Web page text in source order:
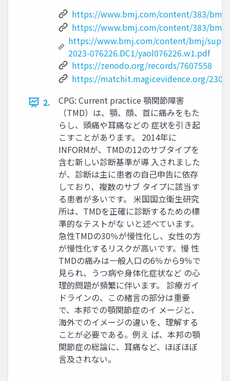
https://www.bmj.com/content/383/bmj-
https://www.bmj.com/content/383/bmj-
https://www.bmj.com/content/bmj/
2023-076226.DC1/yaol076226.w1.pdf
https://zenodo.org/records/7607558
https://matchit.magicevidence.org/
2.
CPG: Current practice 顎関節障害
（TMD）は、顎、顔、首に痛みをもた
らし、頭痛や耳痛などの 症状を引き起
こすことがあります。 2014年に
INFORMが、TMDの12のサブタイプを
含む新しい診断基準が導 入されました
が、診断は主に患者の自己申告に依存
しており、複数のサブ タイプに該当す
る患者が多いです。 米国国立衛生研究
所は、TMDを正確に診断するための標
準的なテストがな いと述べています。
急性TMDの30％が慢性化し、女性の方
が慢性化するリスクが高いです。慢 性
TMDの痛みは一般人口の6％から9％で
見られ、うつ病や身体化症状など の心
理的問題が頻繁に伴います。 診療ガイ
ドラインの、この緒言の部分は重要
で、本邦での顎関節症のイ メージと、
海外でのイメージの違いを、理解する
ことが必要である。例え ば、本邦の顎
関節症の総論に、耳痛など、ほぼほぼ
言及されない。